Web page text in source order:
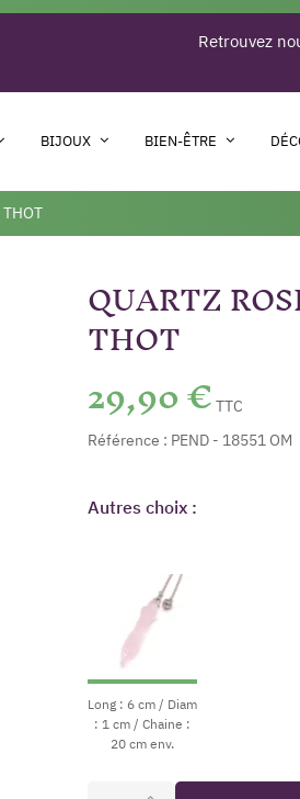
Retrouvez
BIJOUX BIEN-ÊTRE
QUARTZ
THOT
29,90 € TTC
Référence : PEND - 18551 OM
Autres choix :
Long : 6 cm / Diam
: 1 cm / Chaine :
20 cm env.